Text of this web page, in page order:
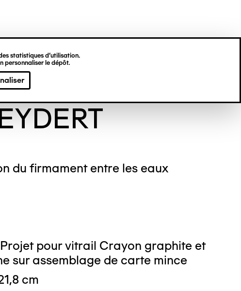
statistiques d’utilisation.
personnaliser le dépôt.
LITTAUER-
du firmament entre les eaux
pour vitrail Crayon graphite et
sur assemblage de carte mince
cm